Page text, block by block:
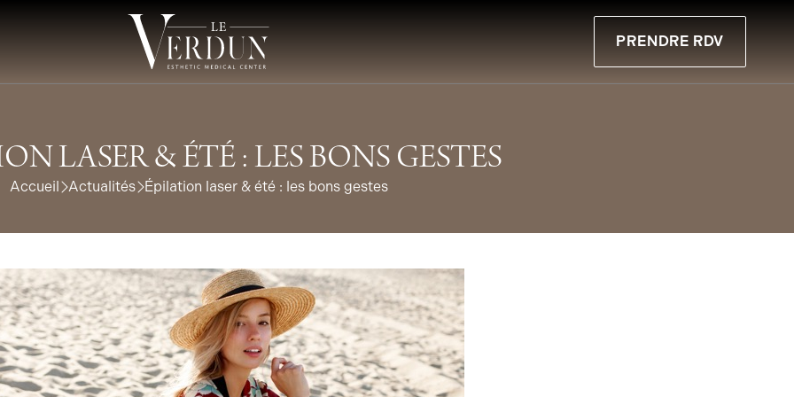
PRENDRE RDV
LASER & ÉTÉ : LES BONS GESTES
Accueil Actualités Épilation laser & été : les bons gestes